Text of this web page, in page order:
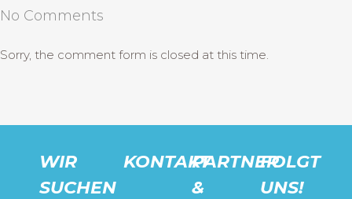
No Comments
Sorry, the comment form is closed at this time.
WIR
SUCHEN
KONTAKTPARTNER
&
FOLGT
UNS!